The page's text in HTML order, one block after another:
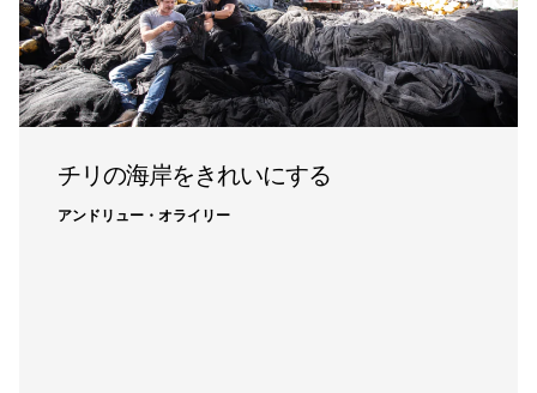
チリの海岸をきれいにする
アンドリュー・オライリー